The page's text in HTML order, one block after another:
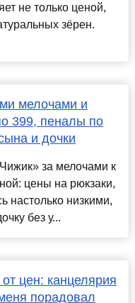
не только ценой,
зёрен.
мелочами и
399, пеналы по
и дочки
за мелочами к
цены на рюкзаки,
настолько низкими,
без у...
цен: канцелярия
порадовал